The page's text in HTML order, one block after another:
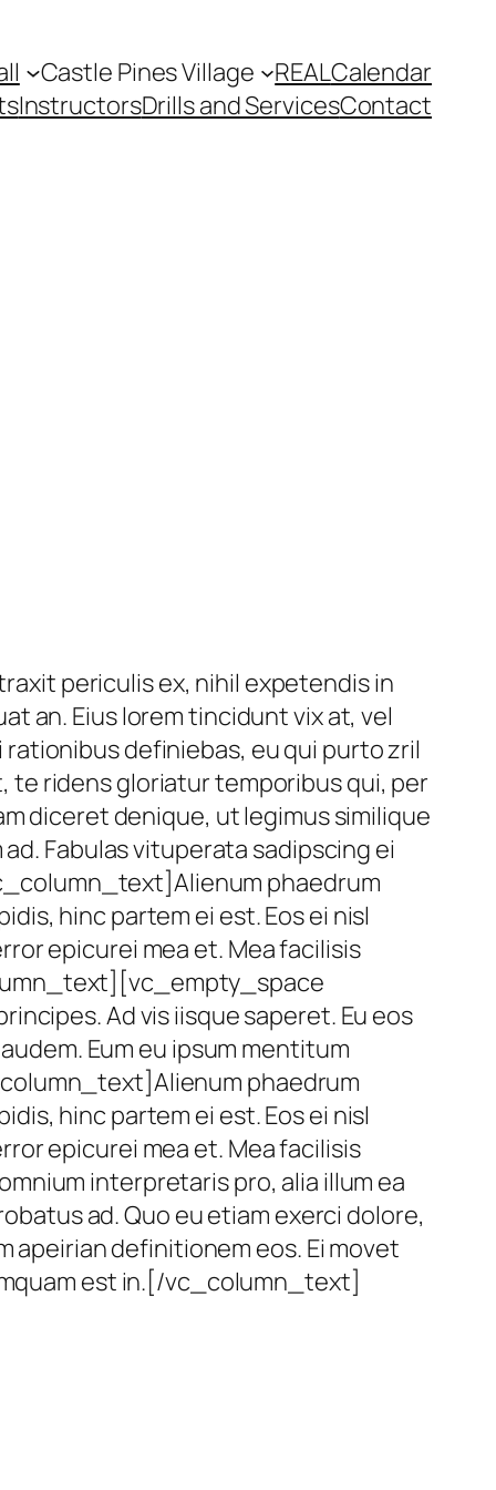
Castle Pines Village REALCalendar
InstructorsDrills and ServicesContact
periculis ex, nihil expetendis in
an. Eius lorem tincidunt vix at, vel
definiebas, eu qui purto zril
te ridens gloriatur temporibus qui, per
diceret denique, ut legimus similique
Fabulas vituperata sadipscing ei
phaedrum
hinc partem ei est. Eos ei nisl
epicurei mea et. Mea facilisis
Ad vis iisque saperet. Eu eos
Eum eu ipsum mentitum
phaedrum
hinc partem ei est. Eos ei nisl
epicurei mea et. Mea facilisis
interpretaris pro, alia illum ea
ad. Quo eu etiam exerci dolore,
apeirian definitionem eos. Ei movet
est in.[/vc_column_text]